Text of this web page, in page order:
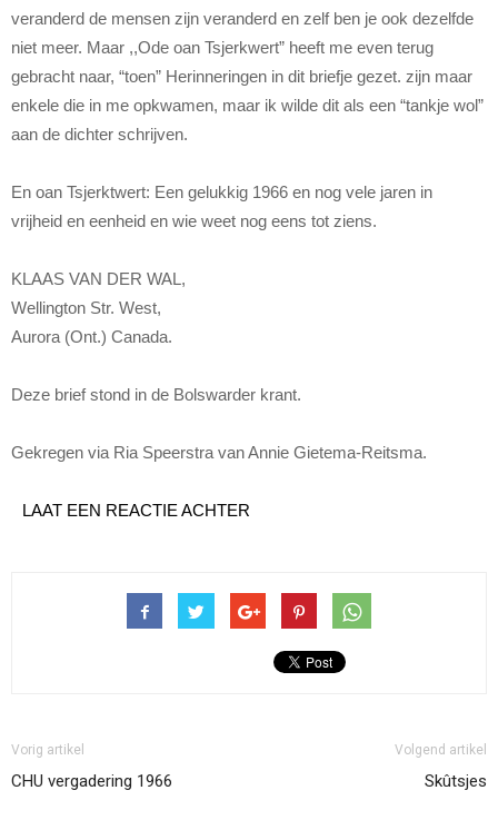
veranderd de mensen zijn veranderd en zelf ben je ook dezelfde
niet meer. Maar ,,Ode oan Tsjerkwert” heeft me even terug
gebracht naar, “toen” Herinneringen in dit briefje gezet. zijn maar
enkele die in me opkwamen, maar ik wilde dit als een “tankje wol”
aan de dichter schrijven.
En oan Tsjerktwert: Een gelukkig 1966 en nog vele jaren in
vrijheid en eenheid en wie weet nog eens tot ziens.
KLAAS VAN DER WAL,
Wellington Str. West,
Aurora (Ont.) Canada.
Deze brief stond in de Bolswarder krant.
Gekregen via Ria Speerstra van Annie Gietema-Reitsma.
LAAT EEN REACTIE ACHTER
Vorig artikel
CHU vergadering 1966
Volgend artikel
Skûtsjes